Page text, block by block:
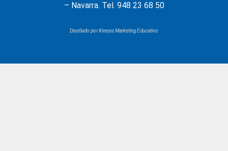
– Navarra. Tel. 948 23 68 50
Diseñado por Kinesis Marketing Educativo